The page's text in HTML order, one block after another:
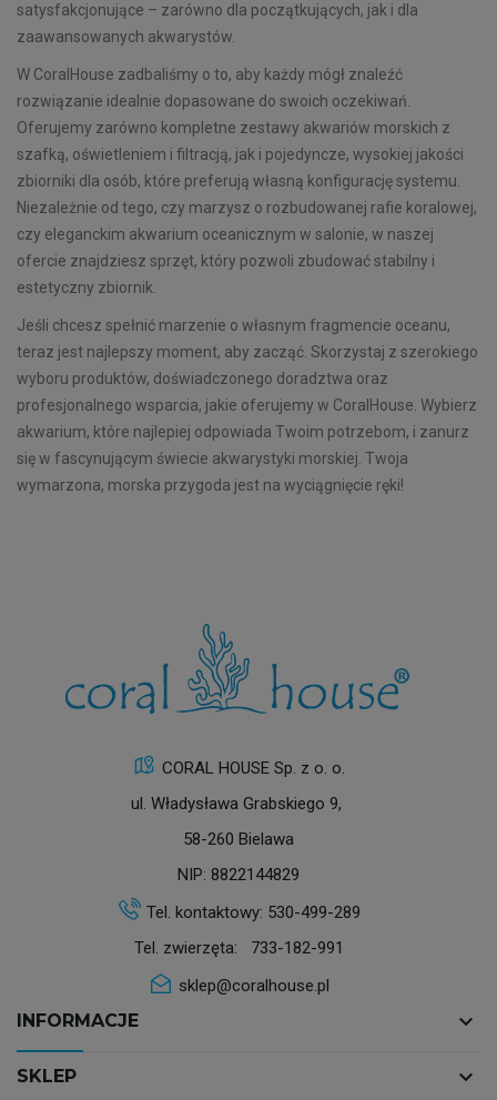
satysfakcjonujące – zarówno dla początkujących, jak i dla
zaawansowanych akwarystów.
W CoralHouse zadbaliśmy o to, aby każdy mógł znaleźć
rozwiązanie idealnie dopasowane do swoich oczekiwań.
Oferujemy zarówno kompletne zestawy akwariów morskich z
szafką, oświetleniem i filtracją, jak i pojedyncze, wysokiej jakości
zbiorniki dla osób, które preferują własną konfigurację systemu.
Niezależnie od tego, czy marzysz o rozbudowanej rafie koralowej,
czy eleganckim akwarium oceanicznym w salonie, w naszej
ofercie znajdziesz sprzęt, który pozwoli zbudować stabilny i
estetyczny zbiornik.
Jeśli chcesz spełnić marzenie o własnym fragmencie oceanu,
teraz jest najlepszy moment, aby zacząć. Skorzystaj z szerokiego
wyboru produktów, doświadczonego doradztwa oraz
profesjonalnego wsparcia, jakie oferujemy w CoralHouse. Wybierz
akwarium, które najlepiej odpowiada Twoim potrzebom, i zanurz
się w fascynującym świecie akwarystyki morskiej. Twoja
wymarzona, morska przygoda jest na wyciągnięcie ręki!
CORAL HOUSE Sp. z o. o.
ul. Władysława Grabskiego 9,
58-260 Bielawa
NIP: 8822144829
Tel. kontaktowy: 530-499-289
Tel. zwierzęta: 733-182-991
sklep@coralhouse.pl
INFORMACJE keyboard_arrow_down
SKLEP keyboard_arrow_down